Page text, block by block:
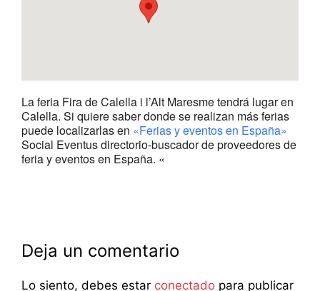
La feria Fira de Calella i l’Alt Maresme tendrá lugar en
Calella. Si quiere saber donde se realizan más ferias
puede localizarlas en «Ferias y eventos en España»
Social Eventus directorio-buscador de proveedores de
feria y eventos en España. «
Deja un comentario
Lo siento, debes estar conectado para publicar